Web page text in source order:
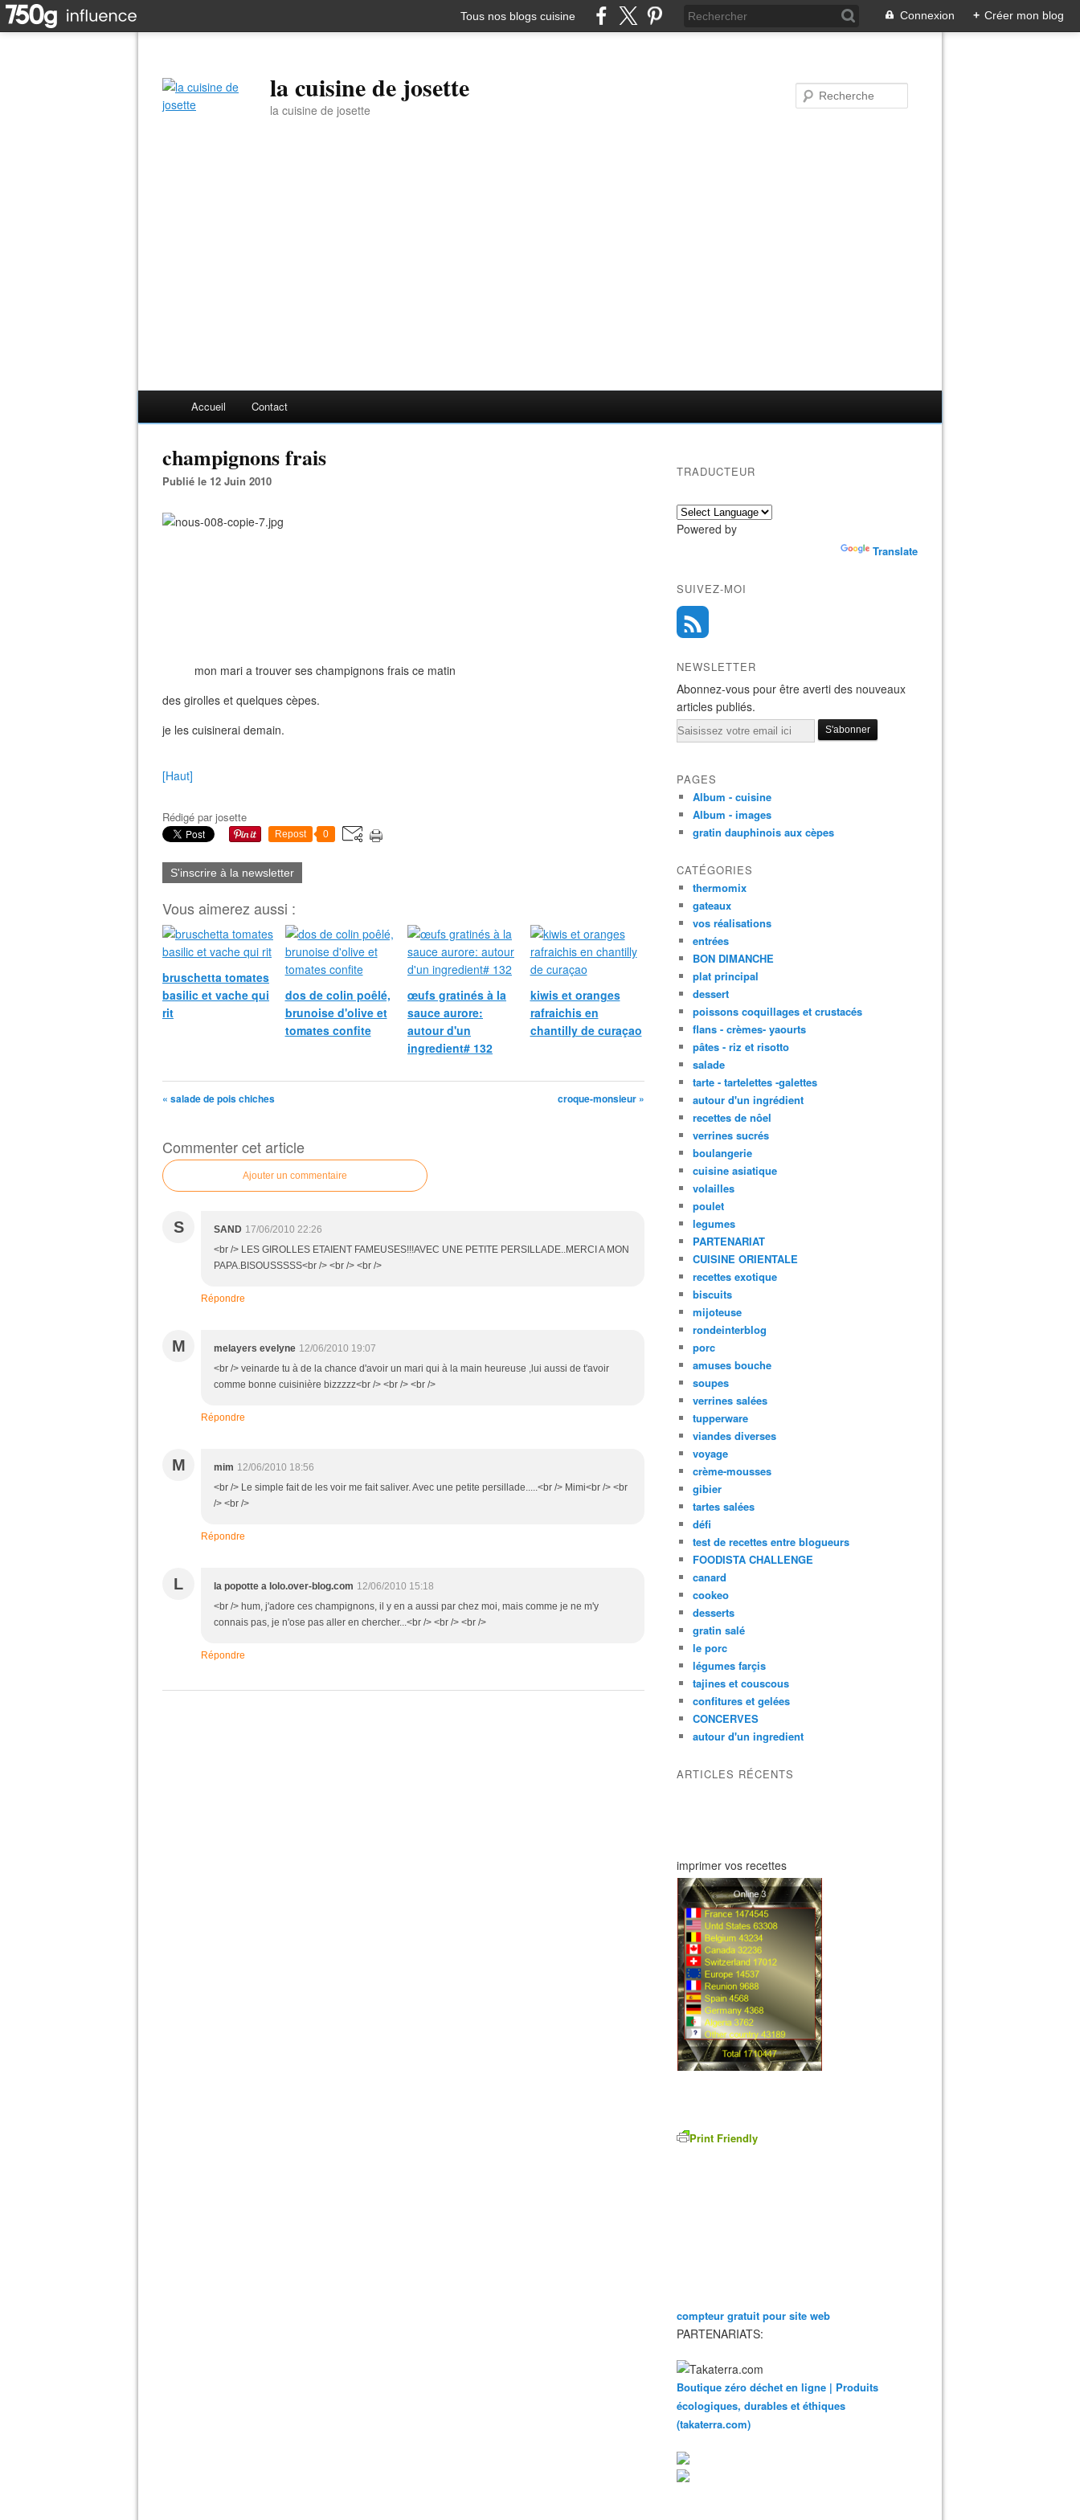
Tous nos blogs cuisine Connexion + Créer mon blog
la cuisine de josette
la cuisine de josette
Accueil Contact
champignons frais
Publié le 12 Juin 2010
mon mari a trouver ses champignons frais ce matin
des girolles et quelques cèpes.
je les cuisinerai demain.
[Haut]
Rédigé parjosette
Repost 0
S'inscrire à la newsletter
Vous aimerez aussi :
bruschetta tomates
basilic et vache qui
rit
dos de colin poêlé,
brunoise d'olive et
tomates confite
œufs gratinés à la
sauce aurore:
autour d'un
ingredient# 132
kiwis et oranges
rafraichis en
chantilly de curaçao
« salade de pois chiches croque-monsieur »
Commenter cet article
Ajouter un commentaire
S SAND 17/06/2010 22:26
<br /> LES GIROLLES ETAIENT FAMEUSES!!!AVEC UNE PETITE PERSILLADE..MERCI A MON
PAPA.BISOUSSSSS<br /> <br /> <br />
Répondre
M melayers evelyne 12/06/2010 19:07
<br /> veinarde tu à de la chance d'avoir un mari qui à la main heureuse ,lui aussi de t'avoir
comme bonne cuisinière bizzzzz<br /> <br /> <br />
Répondre
M mim 12/06/2010 18:56
<br /> Le simple fait de les voir me fait saliver. Avec une petite persillade.....<br /> Mimi<br /> <br
/> <br />
Répondre
L la popotte a lolo.over-blog.com 12/06/2010 15:18
<br /> hum, j'adore ces champignons, il y en a aussi par chez moi, mais comme je ne m'y
connais pas, je n'ose pas aller en chercher...<br /> <br /> <br />
Répondre
TRADUCTEUR
Powered by
Translate
SUIVEZ-MOI
NEWSLETTER
Abonnez-vous pour être averti des nouveaux
articles publiés.
Email
PAGES
Album - cuisine
Album - images
gratin dauphinois aux cèpes
CATÉGORIES
thermomix
gateaux
vos réalisations
entrées
BON DIMANCHE
plat principal
dessert
poissons coquillages et crustacés
flans - crèmes- yaourts
pâtes - riz et risotto
salade
tarte - tartelettes -galettes
autour d'un ingrédient
recettes de nôel
verrines sucrés
boulangerie
cuisine asiatique
volailles
poulet
legumes
PARTENARIAT
CUISINE ORIENTALE
recettes exotique
biscuits
mijoteuse
rondeinterblog
porc
amuses bouche
soupes
verrines salées
tupperware
viandes diverses
voyage
crème-mousses
gibier
tartes salées
défi
test de recettes entre blogueurs
FOODISTA CHALLENGE
canard
cookeo
desserts
gratin salé
le porc
légumes farçis
tajines et couscous
confitures et gelées
CONCERVES
autour d'un ingredient
ARTICLES RÉCENTS
imprimer vos recettes
Print Friendly
compteur gratuit pour site web
PARTENARIATS:
Boutique zéro déchet en ligne | Produits
écologiques, durables et éthiques
(takaterra.com)